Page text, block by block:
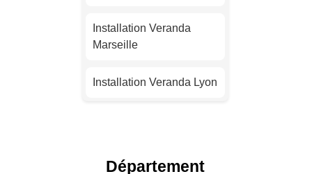
Installation Veranda
Marseille
Installation Veranda Lyon
Département